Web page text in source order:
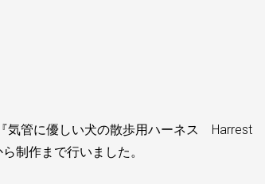
気管に優しい犬の散歩用ハーネス Harrest
制作まで行いました。